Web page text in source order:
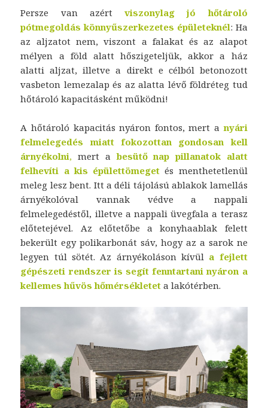
Persze van azértviszonylag jó hőtároló
pótmegoldás könnyűszerkezetes épületeknél: Ha
az aljzatot nem, viszont a falakat és az alapot
mélyen a föld alatt hőszigeteljük, akkor a ház
alatti aljzat, illetve a direkt e célból betonozott
vasbeton lemezalap és az alatta lévő földréteg tud
hőtároló kapacitásként működni!
A hőtároló kapacitás nyáron fontos, mert anyári
felmelegedésmiatt fokozottan gondosan kell
árnyékolni, mert abesütő nap pillanatok alatt
felhevíti a kis épülettömeget és menthetetlenül
meleg lesz bent. Itt a déli tájolású ablakok lamellás
árnyékolóval vannak védve a nappali
felmelegedéstől, illetve a nappali üvegfala a terasz
előtetejével. Az előtetőbe a konyhaablak felett
bekerült egy polikarbonát sáv, hogy az a sarok ne
legyen túl sötét. Az árnyékoláson kívül a fejlett
gépészeti rendszer is segít fenntartani nyáron a
kellemes hűvös hőmérsékletet a lakótérben.